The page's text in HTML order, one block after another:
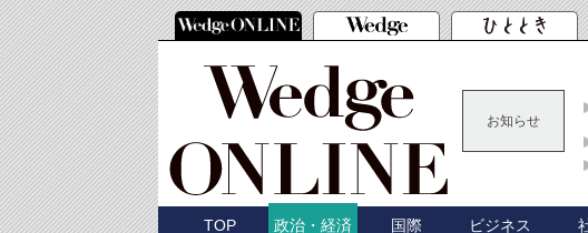
お知らせ
TOP 政治・経済 国際 ビジネス